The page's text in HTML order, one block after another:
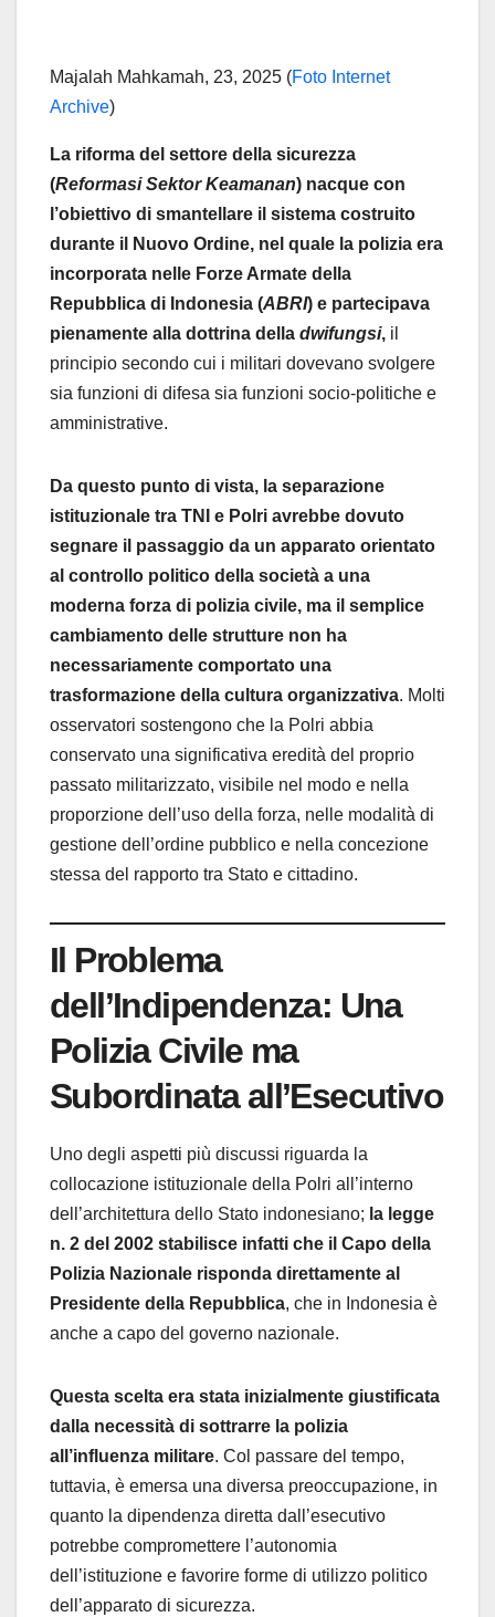
Majalah Mahkamah, 23, 2025 (Foto Internet
Archive)
La riforma del settore della sicurezza
(Reformasi Sektor Keamanan) nacque con
l’obiettivo di smantellare il sistema costruito
durante il Nuovo Ordine, nel quale la polizia era
incorporata nelle Forze Armate della
Repubblica di Indonesia (ABRI) e partecipava
pienamente alla dottrina della dwifungsi, il
principio secondo cui i militari dovevano svolgere
sia funzioni di difesa sia funzioni socio-politiche e
amministrative.
Da questo punto di vista, la separazione
istituzionale tra TNI e Polri avrebbe dovuto
segnare il passaggio da un apparato orientato
al controllo politico della società a una
moderna forza di polizia civile, ma il semplice
cambiamento delle strutture non ha
necessariamente comportato una
trasformazione della cultura organizzativa. Molti
osservatori sostengono che la Polri abbia
conservato una significativa eredità del proprio
passato militarizzato, visibile nel modo e nella
proporzione dell’uso della forza, nelle modalità di
gestione dell’ordine pubblico e nella concezione
stessa del rapporto tra Stato e cittadino.
Il Problema
dell’Indipendenza: Una
Polizia Civile ma
Subordinata all’Esecutivo
Uno degli aspetti più discussi riguarda la
collocazione istituzionale della Polri all’interno
dell’architettura dello Stato indonesiano; la legge
n. 2 del 2002 stabilisce infatti che il Capo della
Polizia Nazionale risponda direttamente al
Presidente della Repubblica, che in Indonesia è
anche a capo del governo nazionale.
Questa scelta era stata inizialmente giustificata
dalla necessità di sottrarre la polizia
all’influenza militare. Col passare del tempo,
tuttavia, è emersa una diversa preoccupazione, in
quanto la dipendenza diretta dall’esecutivo
potrebbe compromettere l’autonomia
dell’istituzione e favorire forme di utilizzo politico
dell’apparato di sicurezza.